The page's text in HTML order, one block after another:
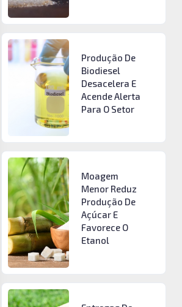
Produção De
Biodiesel
Desacelera E
Acende Alerta
Para O Setor
Moagem
Menor Reduz
Produção De
Açúcar E
Favorece O
Etanol